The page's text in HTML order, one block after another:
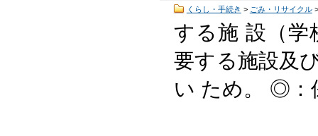
くらし・手続き > ごみ・リサイクル
する施 設（学
要する施設及
い ため。 ◎：